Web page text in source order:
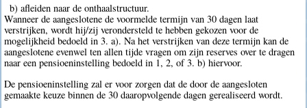
b) afleiden naar de onthaalstructuur.
Wanneer de aangeslotene de voormelde termijn van 30 dagen laat
verstrijken, wordt hij/zij verondersteld te hebben gekozen voor de
mogelijkheid bedoeld in 3. a). Na het verstrijken van deze termijn kan de
aangeslotene evenwel ten allen tijde vragen om zijn reserves over te dragen
naar een pensioeninstelling bedoeld in 1, 2, of 3. b) hiervoor.
De pensioeninstelling zal er voor zorgen dat de door de aangesloten
gemaakte keuze binnen de 30 daaropvolgende dagen gerealiseerd wordt.